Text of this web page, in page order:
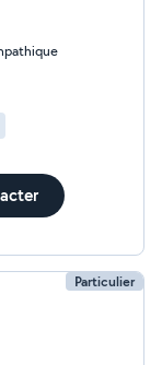
sympathique
Particulier